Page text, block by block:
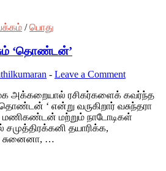
/பொது
‘தொண்டன்’
- Leave a Comment
அக்கறையால் ரசிகர்களைக் கவர்ந்த
‘ என்று வருகிறார் வசுந்தரா
மணிகண்டன் மற்றும் நாடோடிகள்
சமுத்திரக்கனி தயாரிக்க,
சுனைனா, …